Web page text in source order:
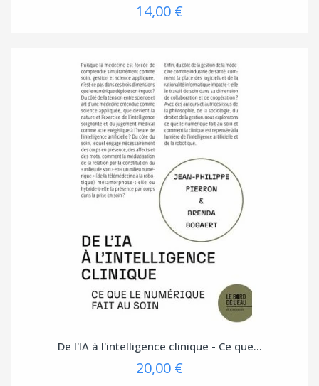
14,00 €
De l'IA à l'intelligence clinique - Ce que...
20,00 €